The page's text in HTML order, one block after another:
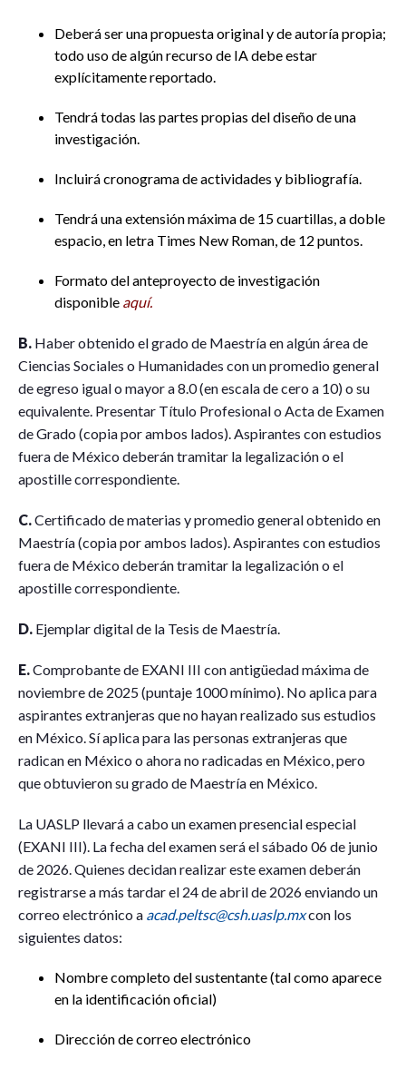
Deberá ser una propuesta original y de autoría propia;
todo uso de algún recurso de IA debe estar
explícitamente reportado.
Tendrá todas las partes propias del diseño de una
investigación.
Incluirá cronograma de actividades y bibliografía.
Tendrá una extensión máxima de 15 cuartillas, a doble
espacio, en letra Times New Roman, de 12 puntos.
Formato del anteproyecto de investigación
disponible aquí.
B. Haber obtenido el grado de Maestría en algún área de
Ciencias Sociales o Humanidades con un promedio general
de egreso igual o mayor a 8.0 (en escala de cero a 10) o su
equivalente. Presentar Título Profesional o Acta de Examen
de Grado (copia por ambos lados). Aspirantes con estudios
fuera de México deberán tramitar la legalización o el
apostille correspondiente.
C.Certificado de materias y promedio general obtenido en
Maestría (copia por ambos lados). Aspirantes con estudios
fuera de México deberán tramitar la legalización o el
apostille correspondiente.
D. Ejemplar digital de la Tesis de Maestría.
E.Comprobante de EXANI III con antigüedad máxima de
noviembre de 2025 (puntaje 1000 mínimo). No aplica para
aspirantes extranjeras que no hayan realizado sus estudios
en México. Sí aplica para las personas extranjeras que
radican en México o ahora no radicadas en México, pero
que obtuvieron su grado de Maestría en México.
La UASLP llevará a cabo un examen presencial especial
(EXANI III). La fecha del examen será el sábado 06 de junio
de 2026. Quienes decidan realizar este examen deberán
registrarse a más tardar el 24 de abril de 2026 enviando un
correo electrónico a acad.peltsc@csh.uaslp.mxcon los
siguientes datos:
Nombre completo del sustentante (tal como aparece
en la identificación oficial)
Dirección de correo electrónico